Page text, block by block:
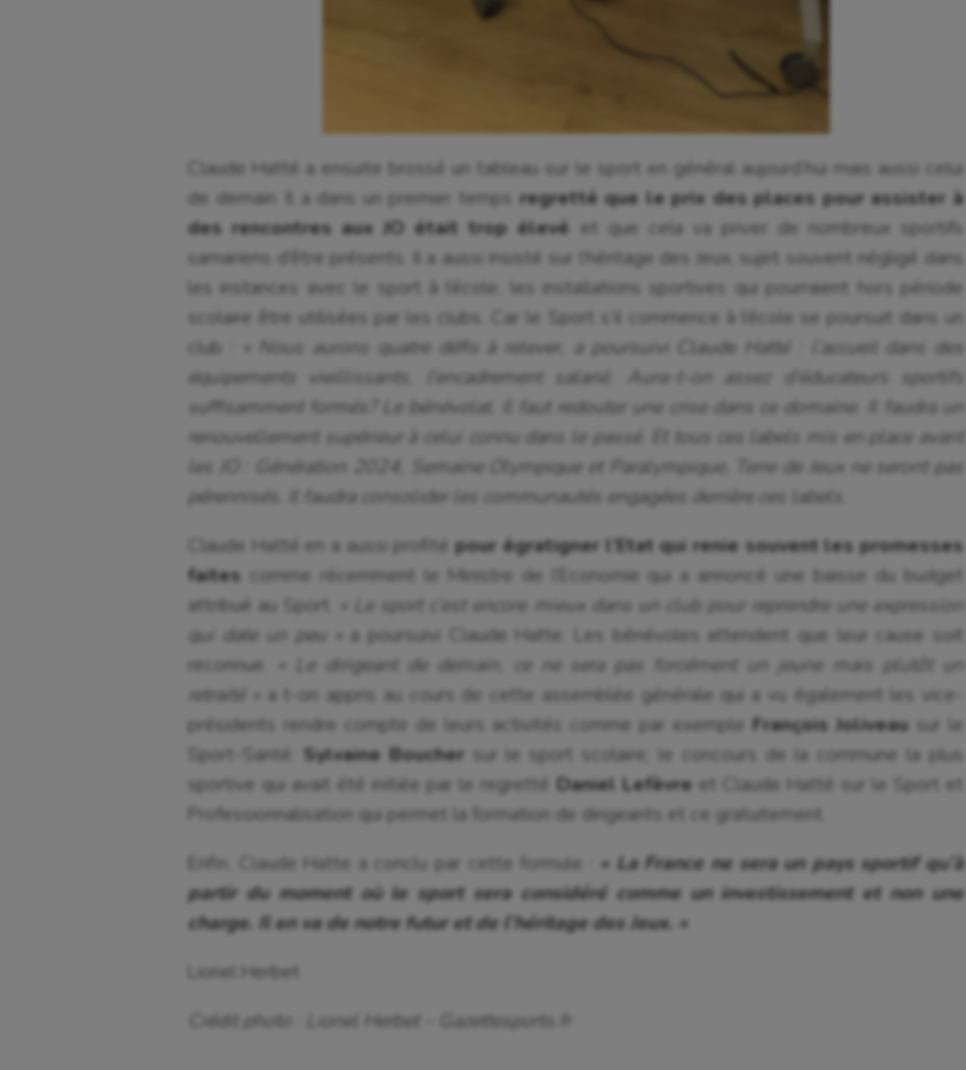
Claude Hatté a ensuite brossé un tableau sur le sport en général aujourd’hui mais aussi celui
de demain. Il a dans un premier temps regretté que le prix des places pour assister à
des rencontres aux JO était trop élevé et que cela va priver de nombreux sportifs
samariens d’être présents. Il a aussi insisté sur l’héritage des Jeux, sujet souvent négligé dans
les instances avec le sport à l’école, les installations sportives qui pourraient hors période
scolaire être utilisées par les clubs. Car le Sport s’il commence à l’école se poursuit dans un
club :
« Nous aurons quatre défis à relever, a poursuivi Claude Hatté : l’accueil dans des
équipements vieillissants, l’encadrement salarié. Aura-t-on assez d’éducateurs sportifs
suffisamment formés? Le bénévolat. Il faut redouter une crise dans ce domaine. Il faudra un
renouvellement supérieur à celui connu dans le passé. Et tous ces labels mis en place avant
les JO : Génération 2024, Semaine Olympique et Paralympique, Terre de Jeux ne seront pas
pérennisés. Il faudra consolider les communautés engagées derrière ces labels.
Claude Hatté en a aussi profité pour égratigner l’Etat qui renie souvent les promesses
faites
comme récemment le Ministre de l’Economie qui a annoncé une baisse du budget
attribué au Sport.
« Le sport c’est encore mieux dans un club pour reprendre une expression
qui date un peu »
a poursuivi Claude Hatte. Les bénévoles attendent que leur cause soit
reconnue.
« Le dirigeant de demain, ce ne sera pas forcément un jeune mais plutôt un
retraité »
a t-on appris au cours de cette assemblée générale qui a vu également les vice-
présidents rendre compte de leurs activités comme par exemple François Joliveau sur le
Sport-Santé; Sylvaine Boucher sur le sport scolaire; le concours de la commune la plus
sportive qui avait été initiée par le regretté Daniel Lefèvre et Claude Hatté sur le Sport et
Professionnalisation qui permet la formation de dirigeants et ce gratuitement.
Enfin, Claude Hatte a conclu par cette formule : « La France ne sera un pays sportif qu’à
partir du moment où le sport sera considéré comme un investissement et non une
charge. Il en va de notre futur et de l’héritage des Jeux. »
Lionel Herbet
Crédit photo : Lionel Herbet – Gazettesports.fr